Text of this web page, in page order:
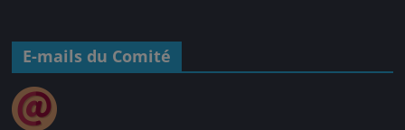
E-mails du Comité